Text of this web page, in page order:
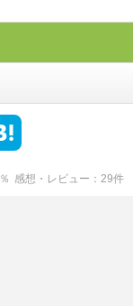
％ 感想・レビュー 29件